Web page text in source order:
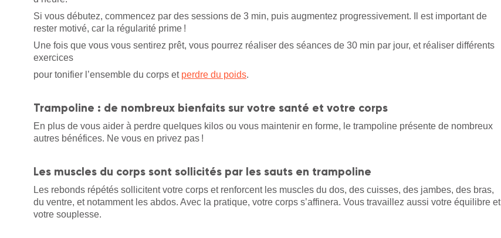
Si vous débutez, commencez par des sessions de 3 min, puis augmentez progressivement. Il est important de
rester motivé, car la régularité prime !
Une fois que vous vous sentirez prêt, vous pourrez réaliser des séances de 30 min par jour, et réaliser différents
exercices
pour tonifier l’ensemble du corps et perdre du poids.
Trampoline : de nombreux bienfaits sur votre santé et votre corps
En plus de vous aider à perdre quelques kilos ou vous maintenir en forme, le trampoline présente de nombreux
autres bénéfices. Ne vous en privez pas !
Les muscles du corps sont sollicités par les sauts en trampoline
Les rebonds répétés sollicitent votre corps et renforcent les muscles du dos, des cuisses, des jambes, des bras,
du ventre, et notamment les abdos. Avec la pratique, votre corps s’affinera. Vous travaillez aussi votre équilibre et
votre souplesse.